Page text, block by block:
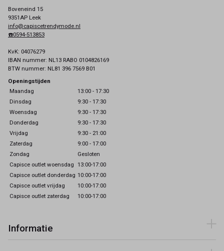
Boveneind 15
9351AP Leek
info@capiscetrendymode.nl
☎️0594-513853
KvK: 04076279
IBAN nummer: NL13 RABO 0104826169
BTW nummer: NL81 396 7569 B01
Openingstijden
Maandag
13:00 - 17:30
Dinsdag
9:30 - 17:30
Woensdag
9:30 - 17:30
Donderdag
9:30 - 17:30
Vrijdag
9:30 - 21:00
Zaterdag
9:00 - 17:00
Zondag
Gesloten
Capisce outlet woensdag 13:00-17:00
Capisce outlet donderdag 10:00-17:00
Capisce outlet vrijdag
10:00-17:00
Capisce outlet zaterdag
10:00-17:00
Informatie